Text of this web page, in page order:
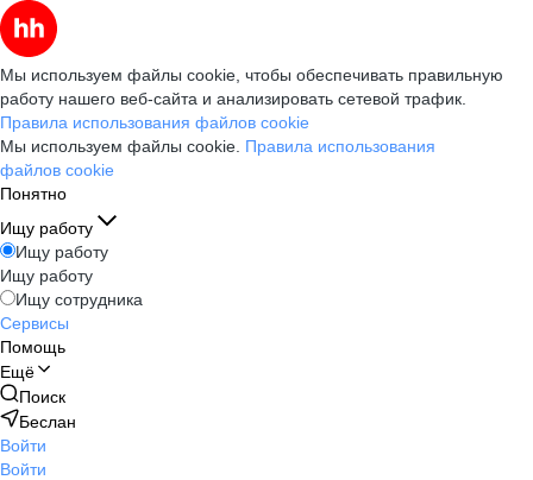
Мы используем файлы cookie, чтобы обеспечивать правильную
работу нашего веб-сайта и анализировать сетевой трафик.
Правила использования файлов cookie
Мы используем файлы cookie. Правила использования
файлов cookie
Понятно
Ищу работу
Ищу работу
Ищу работу
Ищу сотрудника
Сервисы
Помощь
Ещё
Поиск
Беслан
Войти
Войти